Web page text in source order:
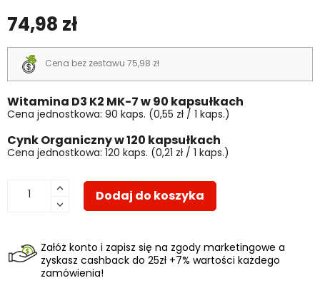
74,98 zł
Cena bez zestawu 75,98 zł
Witamina D3 K2 MK-7 w 90 kapsułkach
Cena jednostkowa: 90 kaps. (0,55 zł / 1 kaps.)
Cynk Organiczny w 120 kapsułkach
Cena jednostkowa: 120 kaps. (0,21 zł / 1 kaps.)
Dodaj do koszyka
Załóż konto i zapisz się na zgody marketingowe a
zyskasz cashback do 25zł +7% wartości każdego
zamówienia!